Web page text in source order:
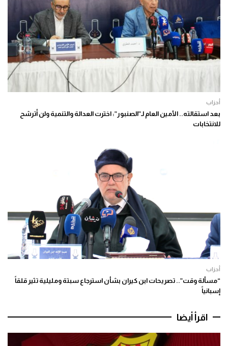
أحزاب
بعد استقالته.. الأمين العام لـ”الصنبور”: اخترت العدالة والتنمية ولن أترشح
للانتخابات
أحزاب
“مسألة وقت”.. تصريحات ابن كيران بشأن استرجاع سبتة ومليلية تثير قلقاً
إسبانياً
اقرأ أيضا